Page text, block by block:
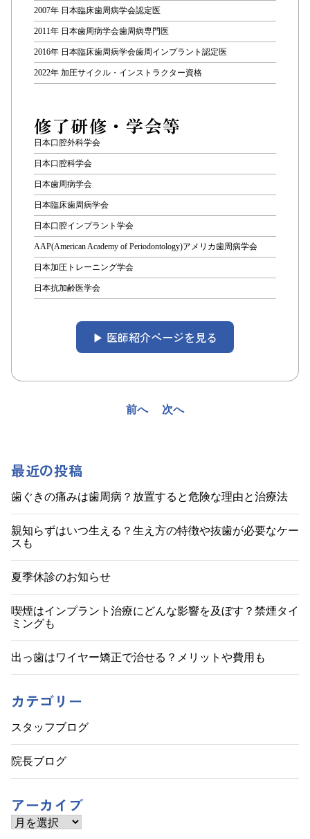
2007年 日本臨床歯周病学会認定医
2011年 日本歯周病学会歯周病専門医
2016年 日本臨床歯周病学会歯周インプラント認定医
2022年 加圧サイクル・インストラクター資格
修了研修・学会等
日本口腔外科学会
日本口腔科学会
日本歯周病学会
日本臨床歯周病学会
日本口腔インプラント学会
AAP(American Academy of Periodontology)アメリカ歯周病学会
日本加圧トレーニング学会
日本抗加齢医学会
▶︎ 医師紹介ページを見る
ナ
ビ
ゲ
ー
シ
ョ
ン
前へ 次へ
最近の投稿
歯ぐきの痛みは歯周病？放置すると危険な理由と治療法
親知らずはいつ生える？生え方の特徴や抜歯が必要なケー
スも
夏季休診のお知らせ
喫煙はインプラント治療にどんな影響を及ぼす？禁煙タイ
ミングも
出っ歯はワイヤー矯正で治せる？メリットや費用も
カテゴリー
スタッフブログ
院長ブログ
アーカイブ
ア
ー